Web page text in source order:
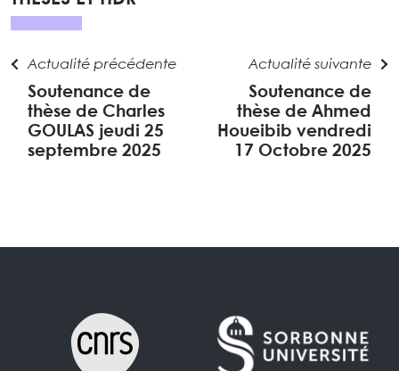
Actualité précédente
Soutenance de
thèse de Charles
GOULAS jeudi 25
septembre 2025
Actualité suivante
Soutenance de
thèse de Ahmed
Houeibib vendredi
17 Octobre 2025